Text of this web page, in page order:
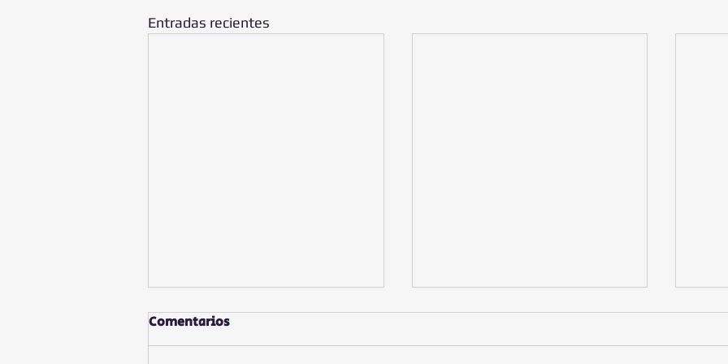
Entradas recientes
Comentarios